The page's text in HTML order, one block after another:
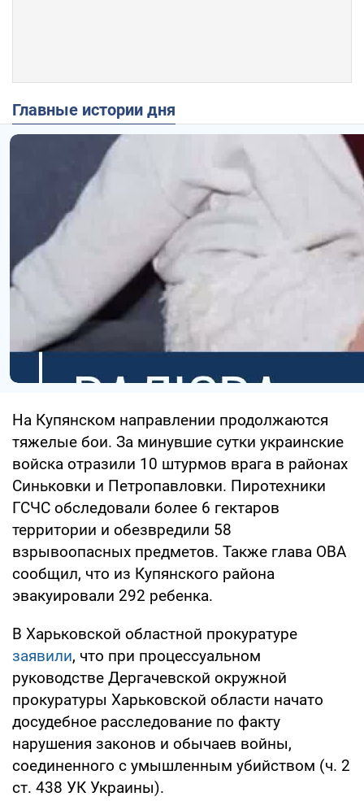
Главные истории дня
На Купянском направлении продолжаются
тяжелые бои. За минувшие сутки украинские
войска отразили 10 штурмов врага в районах
Синьковки и Петропавловки. Пиротехники
ГСЧС обследовали более 6 гектаров
территории и обезвредили 58
взрывоопасных предметов. Также глава ОВА
сообщил, что из Купянского района
эвакуировали 292 ребенка.
В Харьковской областной прокуратуре
заявили, что при процессуальном
руководстве Дергачевской окружной
прокуратуры Харьковской области начато
досудебное расследование по факту
нарушения законов и обычаев войны,
соединенного с умышленным убийством (ч. 2
ст. 438 УК Украины).